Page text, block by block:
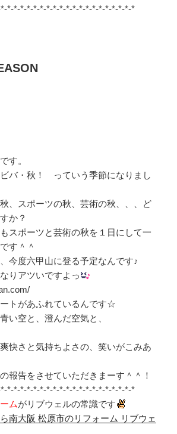
*-*-*-*-*-*-*-*-*-*-*-*-*-*-*-*-*-*-*-*
す。
バ・秋！ っていう季節になりまし
、スポーツの秋、芸術の秋、、、ど
か？
スポーツと芸術の秋を１日にして一
す＾＾
今度六甲山に登る予定なんです♪
りアツいですよっ
トがあふれているんです☆
い空と、澄んだ空気と、
快さと気持ちよさの、笑いがこみあ
報告をさせていただきまーす＾＾！
*-*-*-*-*-*-*-*-*-*-*-*-*-*-*-*-*-*-*-*
ムがリブウェルの常識です
南大阪 松原市のリフォーム リブウェ